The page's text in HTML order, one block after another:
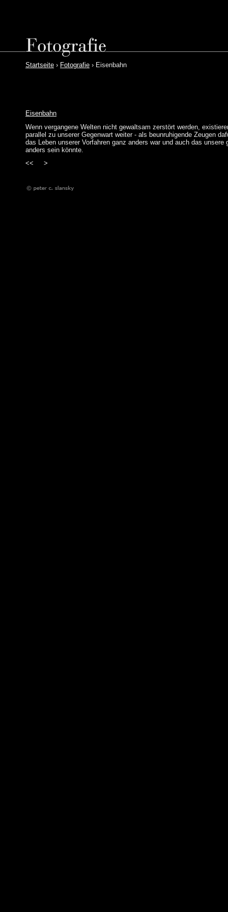
Startseite › Fotografie › Eisenbahn
Eisenbahn
Wenn vergangene Welten nicht gewaltsam zerstört werden,
parallel zu unserer Gegenwart weiter - als beunruhigende Zeugen
das Leben unserer Vorfahren ganz anders war und auch das unsere
anders sein könnte.
<<
>